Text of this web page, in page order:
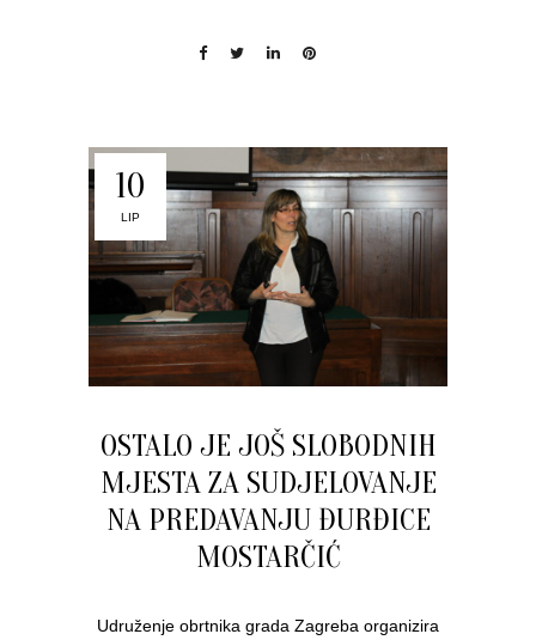
10
LIP
OSTALO JE JOŠ SLOBODNIH
MJESTA ZA SUDJELOVANJE
NA PREDAVANJU ĐURĐICE
MOSTARČIĆ
Udruženje obrtnika grada Zagreba organizira